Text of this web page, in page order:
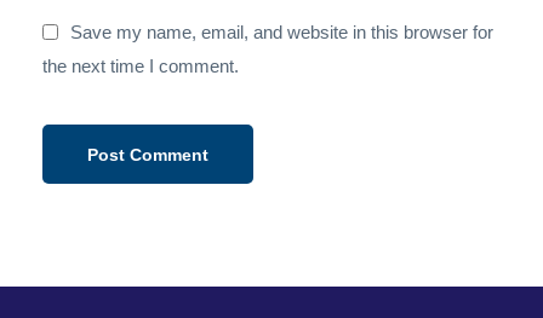
Save my name, email, and website in this browser for
the next time I comment.